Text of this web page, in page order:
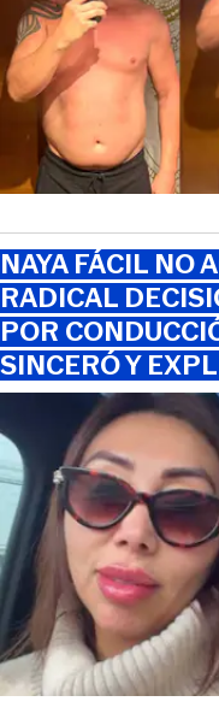
NAYA FÁCIL NO
RADICAL
POR
SINCERÓ Y